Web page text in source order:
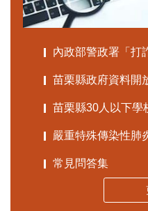
內政部警政署「打
苗栗縣政府資料開
苗栗縣30人以下學
嚴重特殊傳染性肺
常見問答集